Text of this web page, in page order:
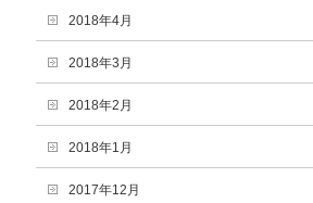
2018年4月
2018年3月
2018年2月
2018年1月
2017年12月